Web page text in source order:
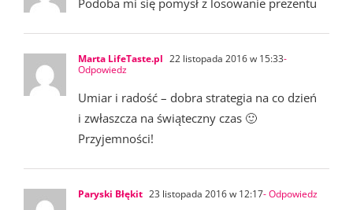
Podoba mi się pomysł z losowanie prezentu
Marta LifeTaste.pl 22 listopada 2016 w 15:33-
Odpowiedz
Umiar i radość – dobra strategia na co dzień
i zwłaszcza na świąteczny czas 🙂
Przyjemności!
Paryski Błękit 23 listopada 2016 w 12:17- Odpowiedz